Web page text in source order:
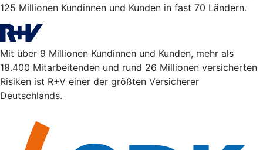
125 Millionen Kundinnen und Kunden in fast 70 Ländern.
Mit über 9 Millionen Kundinnen und Kunden, mehr als
18.400 Mitarbeitenden und rund 26 Millionen versicherten
Risiken ist R+V einer der größten Versicherer
Deutschlands.